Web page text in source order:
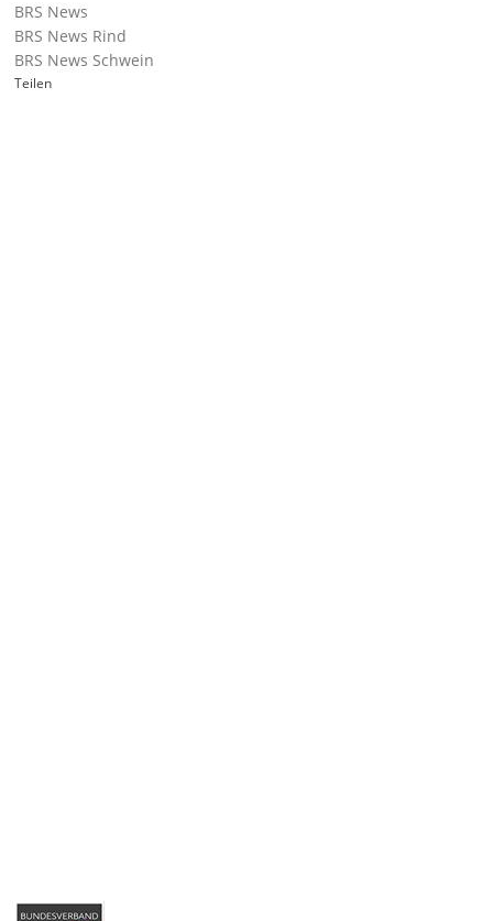
BRS News
BRS News Rind
BRS News Schwein
Teilen